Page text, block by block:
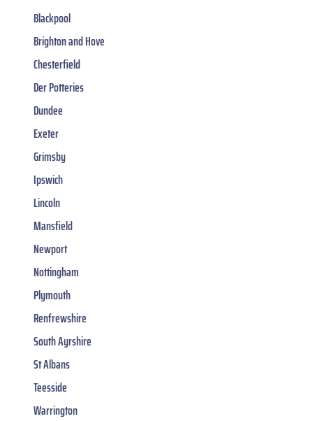
Blackpool
Brighton and Hove
Chesterfield
Der Potteries
Dundee
Exeter
Grimsby
Ipswich
Lincoln
Mansfield
Newport
Nottingham
Plymouth
Renfrewshire
South Ayrshire
St Albans
Teesside
Warrington